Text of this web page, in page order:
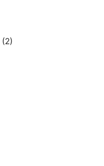
(2)